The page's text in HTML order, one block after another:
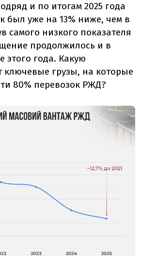
и по итогам 2025 года
был уже на 13% ниже, чем в
самого низкого показателя
продолжилось и в
этого года. Какую
ключевые грузы, на которые
80% перевозок РЖД?